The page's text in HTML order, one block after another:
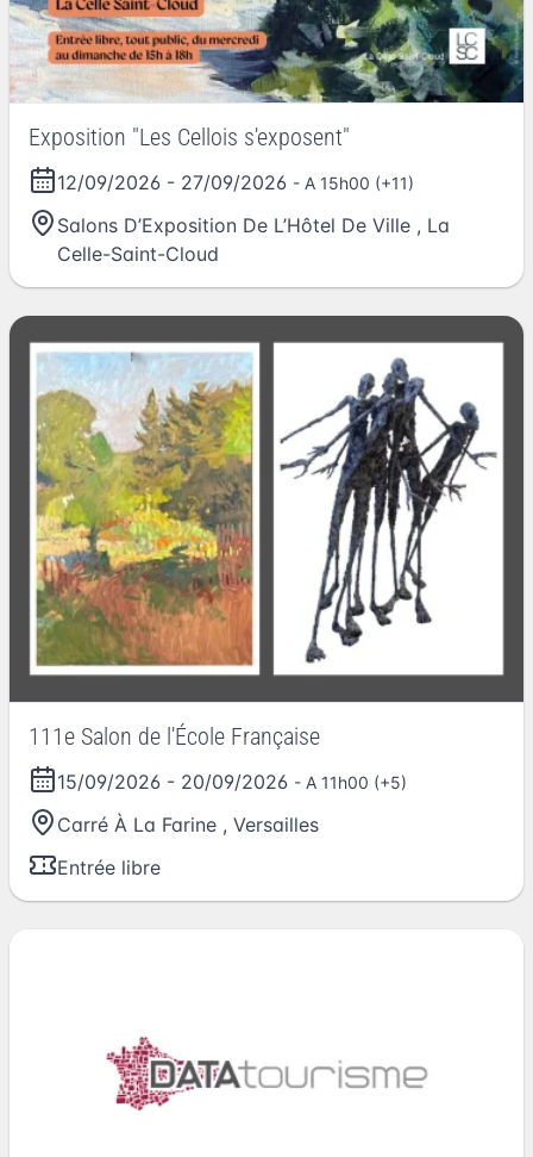
Exposition "Les Cellois s'exposent"
12/09/2026 - 27/09/2026 - A 15h00 (+11)
Salons D’Exposition De L’Hôtel De Ville , La
Celle-Saint-Cloud
111e Salon de l'École Française
15/09/2026 - 20/09/2026 - A 11h00 (+5)
Carré À La Farine , Versailles
Entrée libre